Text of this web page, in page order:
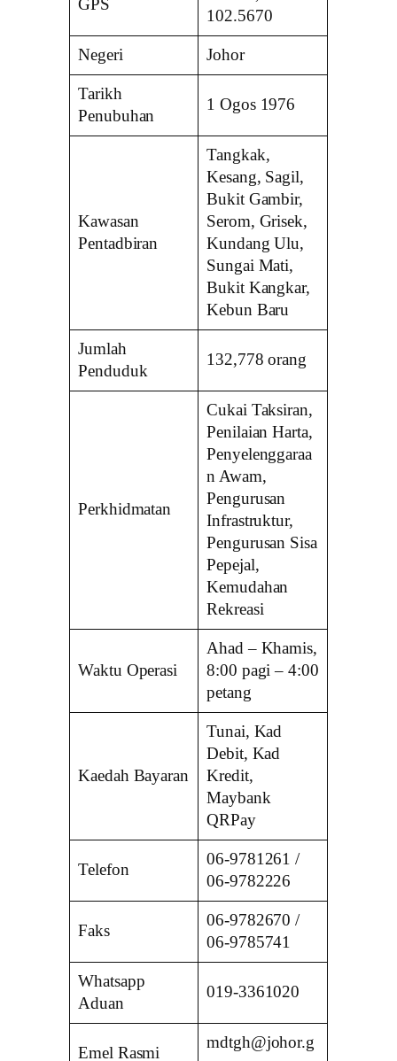
GPS
102.5670
Negeri Johor
Tarikh
Penubuhan
1 Ogos 1976
Kawasan
Pentadbiran
Tangkak,
Kesang, Sagil,
Bukit Gambir,
Serom, Grisek,
Kundang Ulu,
Sungai Mati,
Bukit Kangkar,
Kebun Baru
Jumlah
Penduduk
132,778 orang
Perkhidmatan
Cukai Taksiran,
Penilaian Harta,
Penyelenggaraa
n Awam,
Pengurusan
Infrastruktur,
Pengurusan Sisa
Pepejal,
Kemudahan
Rekreasi
Waktu Operasi
Ahad – Khamis,
8:00 pagi – 4:00
petang
Kaedah Bayaran
Tunai, Kad
Debit, Kad
Kredit,
Maybank
QRPay
Telefon
06-9781261 /
06-9782226
Faks
06-9782670 /
06-9785741
Whatsapp
Aduan
019-3361020
Emel Rasmi
mdtgh@johor.g